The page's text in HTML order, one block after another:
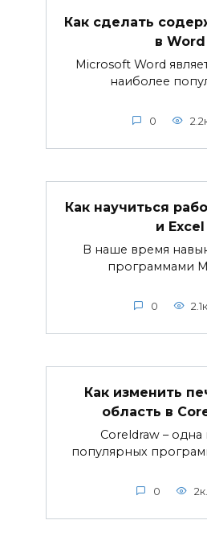
Как сделать
в Word
Microsoft Word
наиболее
0
Как научиться
и Excel
В наше время
программами
0 2.1к.
Как изменить
область в
Coreldraw – одна
популярных
0 2к.